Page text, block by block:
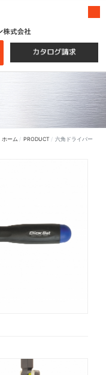
ホーム PRODUCT 六角ドライバー